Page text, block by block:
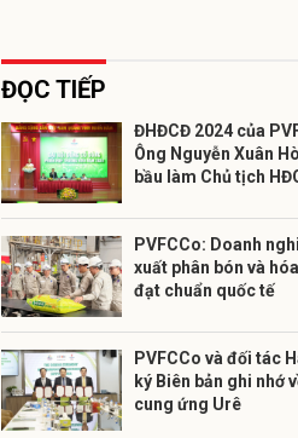
ĐỌC TIẾP
ĐHĐCĐ 2024 của
Ông Nguyễn Xuân
bầu làm Chủ tịch
PVFCCo: Doanh
xuất phân bón và
đạt chuẩn quốc tế
PVFCCo và đối tác
ký Biên bản ghi nhớ
cung ứng Urê
Gửi